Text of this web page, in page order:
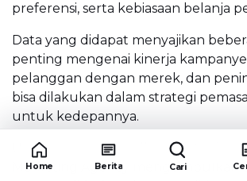
preferensi, serta kebiasaan belanja
Data yang didapat menyajikan
penting mengenai kinerja
pelanggan dengan merek, dan
bisa dilakukan dalam strategi
untuk kedepannya.
Untuk mengoptimalkan strategi
Marketing Agency mengumpulkan
Home Berita Cari